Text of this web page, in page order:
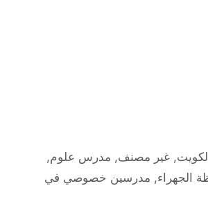
,غير مصنف, مدرس علوم,
الجهراء, مدرسين خصوصي في